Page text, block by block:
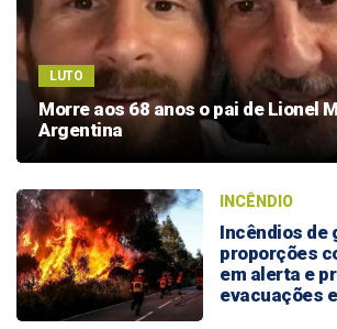
LUTO
Morre aos 68 anos o pai de Lionel
Argentina
INCÊNDIO
Incêndios de
proporções
em alerta e
evacuações